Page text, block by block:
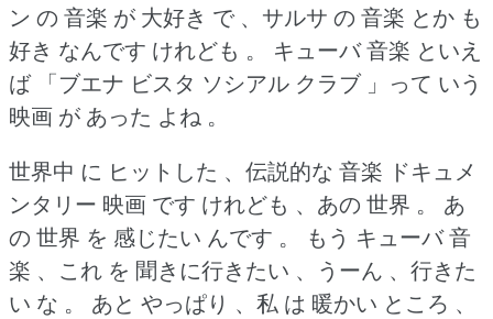
ン の 音楽 が 大好き で 、サルサ の 音楽 とか も
好き なんです けれども 。
キューバ 音楽 といえ
ば 「ブエナ ビスタ ソシアル クラブ 」って いう
映画 が あった よね 。
世界中 に ヒットした 、伝説的な 音楽 ドキュメ
ンタリー 映画 です けれども 、あの 世界 。
あ
の 世界 を 感じたい んです 。
もう キューバ 音
楽 、これ を 聞きに行きたい 、うーん 、行きた
い な 。
あと やっぱり 、私 は 暖かい ところ 、